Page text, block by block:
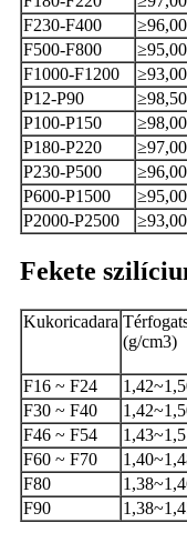
F230-F400
≥96,00
F500-F800
≥95,00
F1000-F1200
≥93,00
P12-P90
≥98,50
P100-P150
≥98,00
P180-P220
≥97,00
P230-P500
≥96,00
P600-P1500
≥95,00
P2000-P2500
≥93,00
Fekete
Kukoricadara
(g/cm3)
F16 ~ F24
F30 ~ F40
F46 ~ F54
F60 ~ F70
F80
F90